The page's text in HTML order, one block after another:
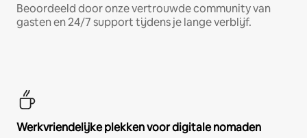
Beoordeeld door onze vertrouwde community van
gasten en 24/7 support tijdens je lange verblijf.
Werkvriendelijke plekken voor digitale nomaden